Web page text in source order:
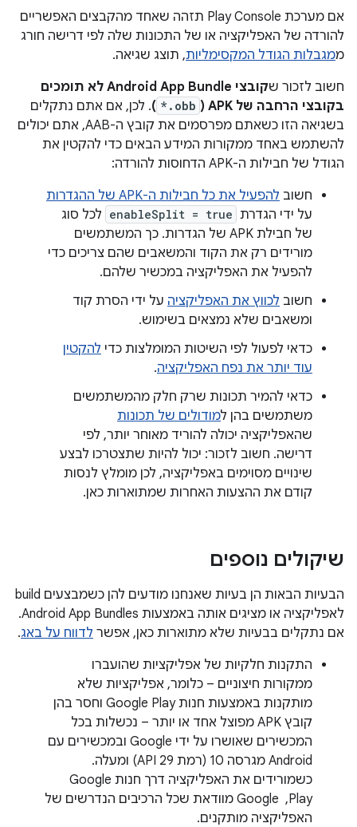
אם מערכת Play Console תזהה שאחד מהקבצים האפשריים
להורדה של האפליקציה או של התכונות שלה לפי דרישה חורג
ממגבלות הגודל המקסימליות, תוצג שגיאה.
חשוב לזכור ש
קובצי Android App Bundle לא תומכים
בקובצי הרחבה של APK‏ (
*.obb
). לכן, אם אתם נתקלים
בשגיאה הזו כשאתם מפרסמים את קובץ ה-AAB, אתם יכולים
להשתמש באחד ממקורות המידע הבאים כדי להקטין את
הגודל של חבילות ה-APK הדחוסות להורדה:
חשוב להפעיל את כל חבילות ה-APK של ההגדרות
על ידי הגדרת enableSplit = true לכל סוג
של חבילת APK של הגדרות. כך המשתמשים
מורידים רק את הקוד והמשאבים שהם צריכים כדי
להפעיל את האפליקציה במכשיר שלהם.
חשוב לכווץ את האפליקציה על ידי הסרת קוד
ומשאבים שלא נמצאים בשימוש.
כדאי לפעול לפי השיטות המומלצות כדי להקטין
עוד יותר את נפח האפליקציה.
כדאי להמיר תכונות שרק חלק מהמשתמשים
משתמשים בהן למודולים של תכונות
שהאפליקציה יכולה להוריד מאוחר יותר, לפי
דרישה. חשוב לזכור: יכול להיות שתצטרכו לבצע
שינויים מסוימים באפליקציה, לכן מומלץ לנסות
קודם את ההצעות האחרות שמתוארות כאן.
שיקולים נוספים
הבעיות הבאות הן בעיות שאנחנו מודעים להן כשמבצעים build
לאפליקציה או מציגים אותה באמצעות Android App Bundles.
אם נתקלים בבעיות שלא מתוארות כאן, אפשר לדווח על באג.
התקנות חלקיות של אפליקציות שהועברו
ממקורות חיצוניים – כלומר, אפליקציות שלא
מותקנות באמצעות חנות Google Play וחסר בהן
קובץ APK מפוצל אחד או יותר – נכשלות בכל
המכשירים שאושרו על ידי Google ובמכשירים עם
Android מגרסה 10 (רמת API 29) ומעלה.
כשמורידים את האפליקציה דרך חנות Google
Play, ‏ Google מוודאת שכל הרכיבים הנדרשים של
האפליקציה מותקנים.